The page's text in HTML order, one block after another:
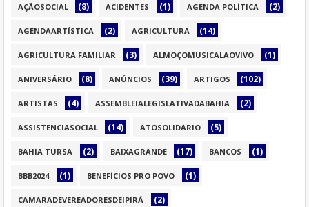
AÇÃOSOCIAL (8) ACIDENTES (1) AGENDA POLÍTICA (2)
AGENDAARTÍSTICA (2) AGRICULTURA (14)
AGRICULTURA FAMILIAR (3) ALMOÇOMUSICALAOVIVO (1)
ANIVERSÁRIO (8) ANÚNCIOS (39) ARTIGOS (102)
ARTISTAS (4) ASSEMBLEIALEGISLATIVADABAHIA (2)
ASSISTENCIASOCIAL (14) ATOSOLIDÁRIO (5)
BAHIA TURSA (2) BAIXAGRANDE (17) BANCOS (1)
BBB2024 (1) BENEFÍCIOS PRO POVO (1)
CAMARADEVEREADORESDEIPIRÁ (2)